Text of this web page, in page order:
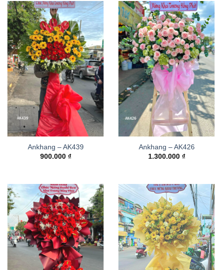
Ankhang – AK439
900.000 ₫
Ankhang – AK426
1.300.000 ₫